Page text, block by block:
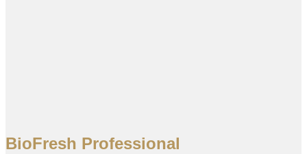
BioFresh Professional